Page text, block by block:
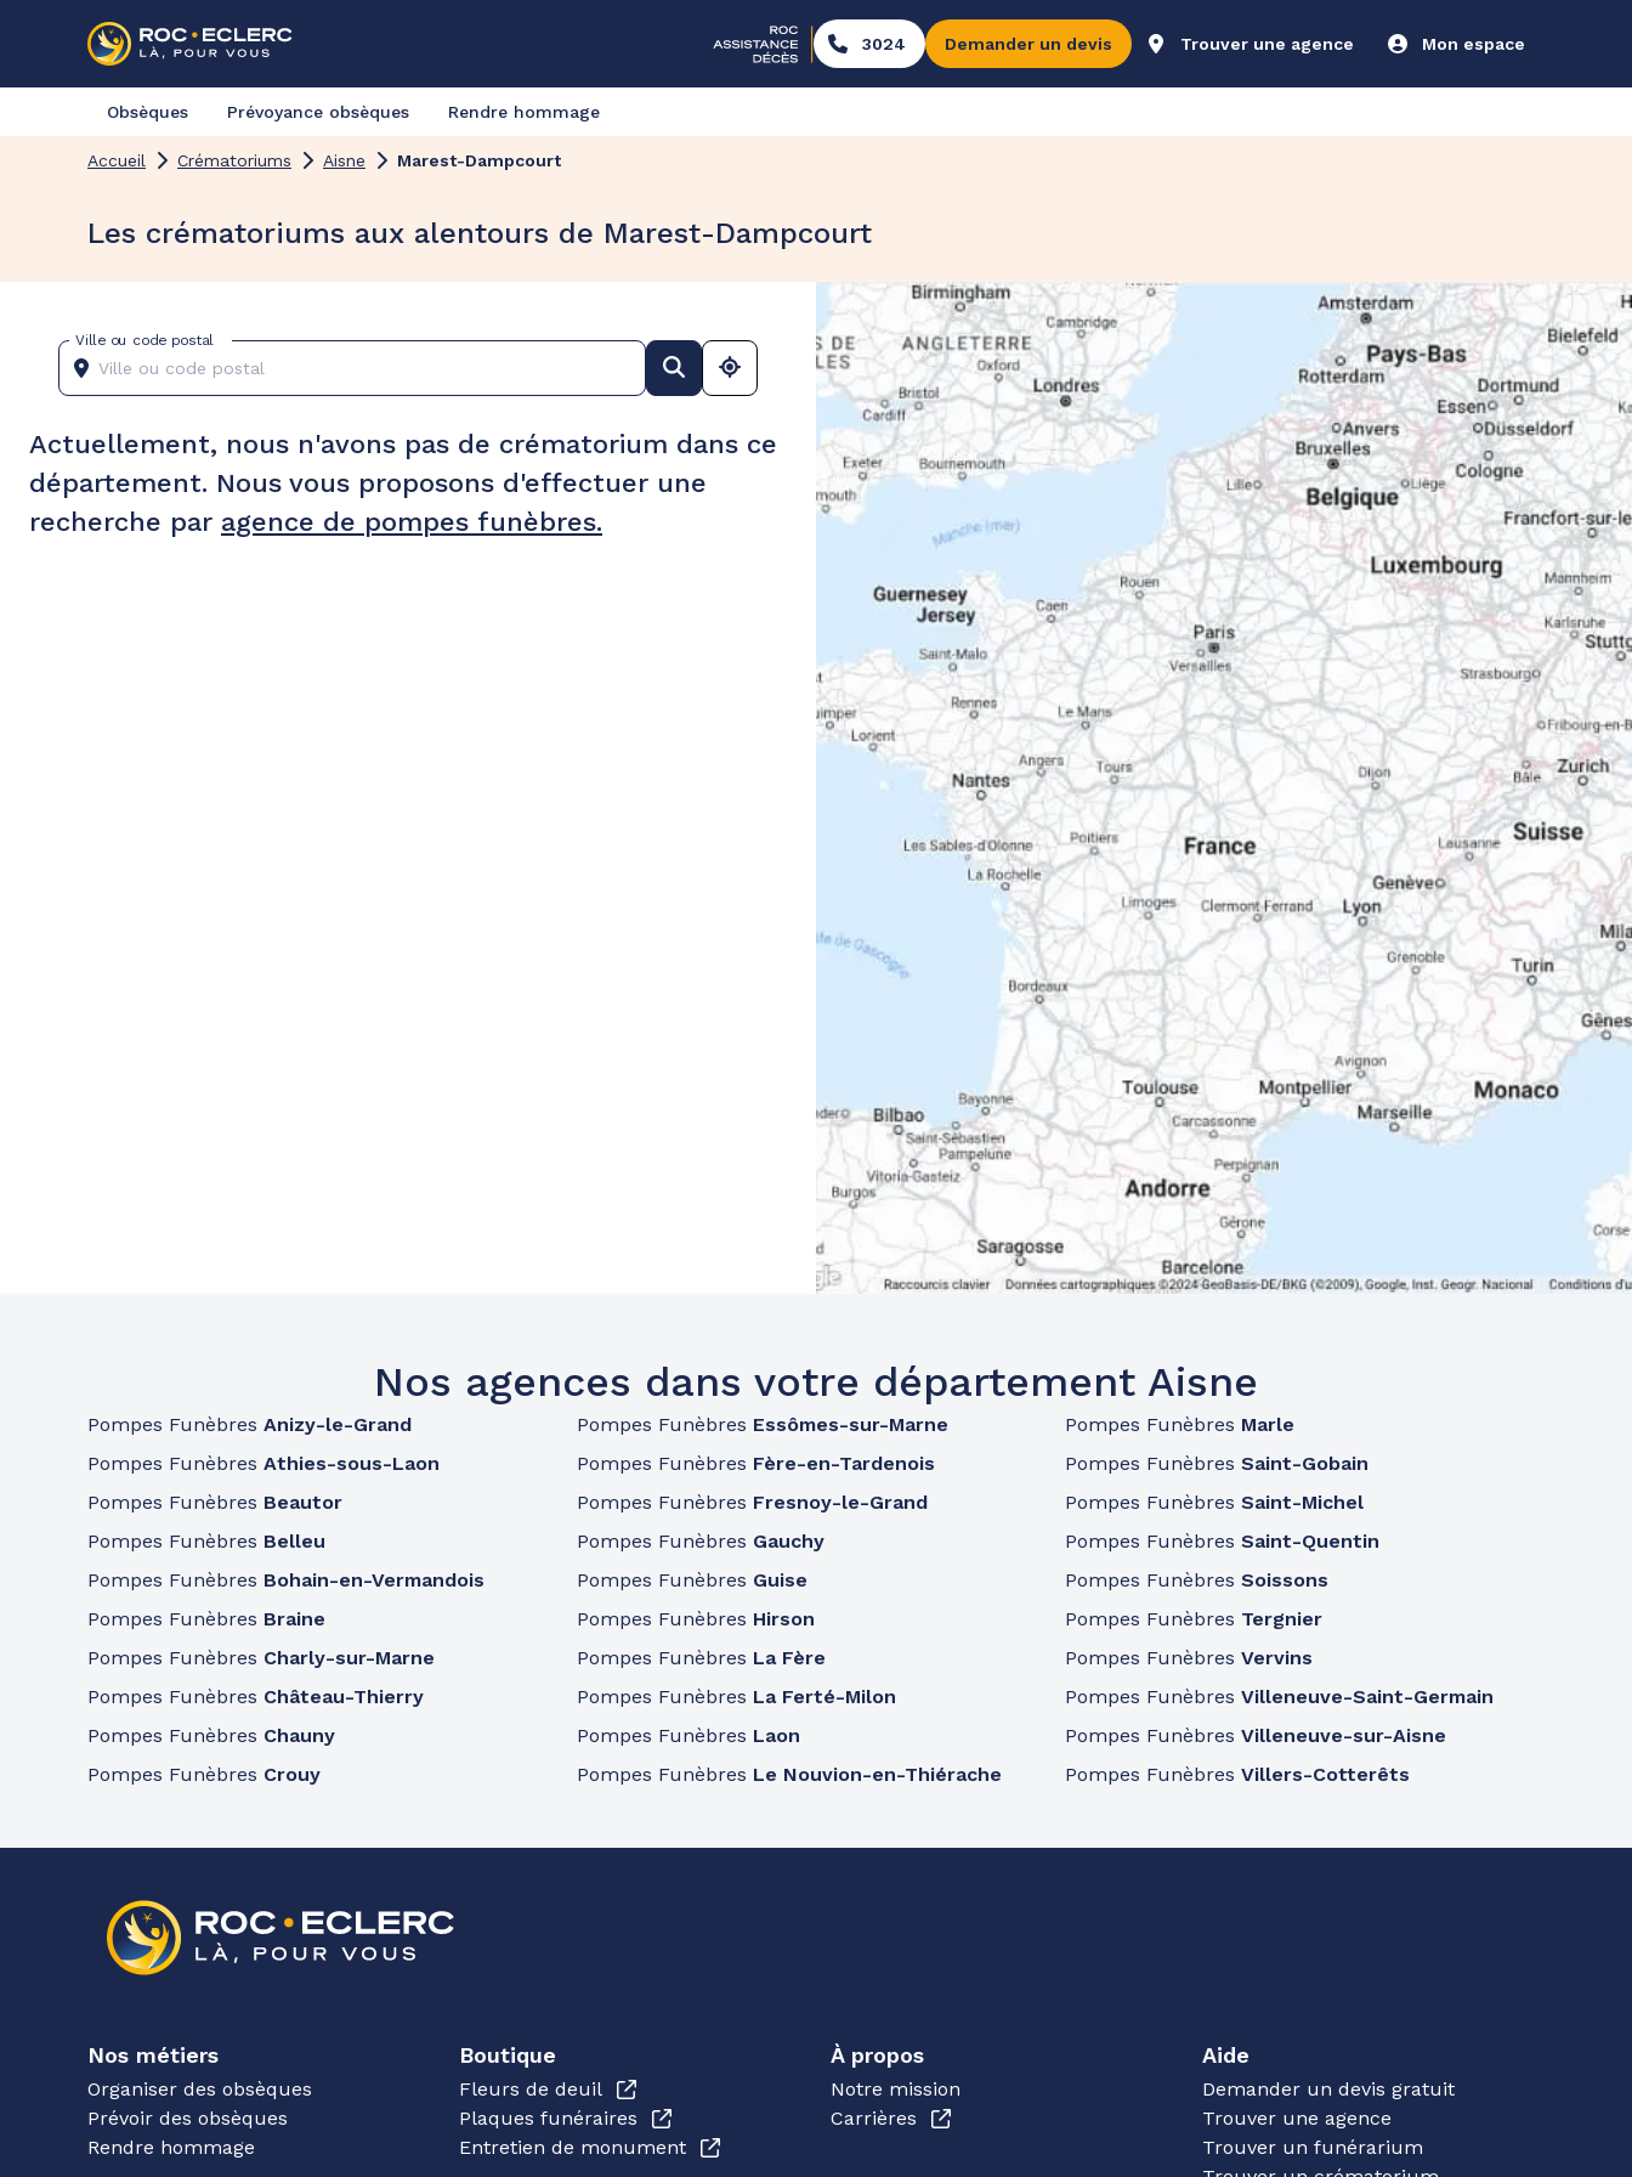
3024 Demander un devis Trouver une agence Mon espace
Obsèques Prévoyance obsèques Rendre hommage
Accueil Crématoriums Aisne Marest-Dampcourt
Les crématoriums aux alentours de Marest-Dampcourt
Ville ou code postal
Actuellement, nous n'avons pas de crématorium dans ce
département. Nous vous proposons d'effectuer une
recherche par agence de pompes funèbres.
Nos agences dans votre département Aisne
Pompes Funèbres Anizy-le-Grand
Pompes Funèbres Athies-sous-Laon
Pompes Funèbres Beautor
Pompes Funèbres Belleu
Pompes Funèbres Bohain-en-Vermandois
Pompes Funèbres Braine
Pompes Funèbres Charly-sur-Marne
Pompes Funèbres Château-Thierry
Pompes Funèbres Chauny
Pompes Funèbres Crouy
Pompes Funèbres Essômes-sur-Marne
Pompes Funèbres Fère-en-Tardenois
Pompes Funèbres Fresnoy-le-Grand
Pompes Funèbres Gauchy
Pompes Funèbres Guise
Pompes Funèbres Hirson
Pompes Funèbres La Fère
Pompes Funèbres La Ferté-Milon
Pompes Funèbres Laon
Pompes Funèbres Le Nouvion-en-Thiérache
Pompes Funèbres Marle
Pompes FunèbresSaint-Gobain
Pompes FunèbresSaint-Michel
Pompes FunèbresSaint-Quentin
Pompes FunèbresSoissons
Pompes Funèbres Tergnier
Pompes FunèbresVervins
Pompes FunèbresVilleneuve-Saint-Germain
Pompes FunèbresVilleneuve-sur-Aisne
Pompes FunèbresVillers-Cotterêts
Nos métiers
Organiser des obsèques
Prévoir des obsèques
Rendre hommage
Boutique
Fleurs de deuil
Plaques funéraires
Entretien de monument
À propos
Notre mission
Carrières
Aide
Demander un devis gratuit
Trouver une agence
Trouver un funérarium